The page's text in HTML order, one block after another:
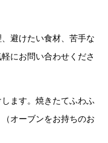
避けたい食材、苦手な
にお問い合わせくださ
ます。焼きたてふわふ
オーブンをお持ちのお